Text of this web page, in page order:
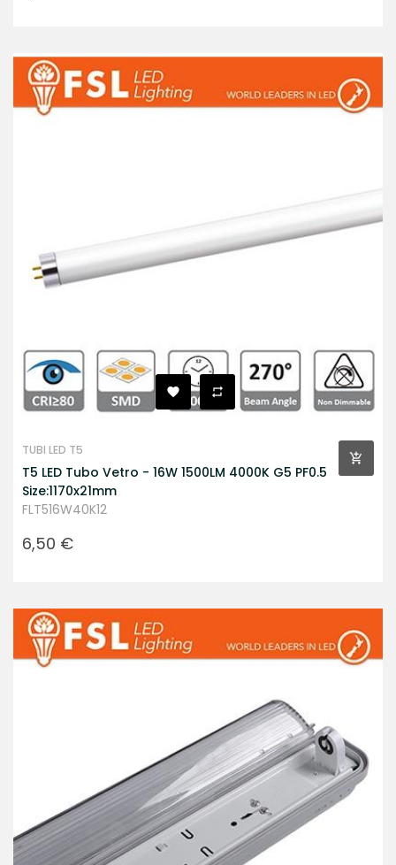
TUBI LED T5
T5 LED Tubo Vetro - 16W 1500LM 4000K G5 PF0.5
Size:1170x21mm
FLT516W40K12
Prezzo
6,50 €